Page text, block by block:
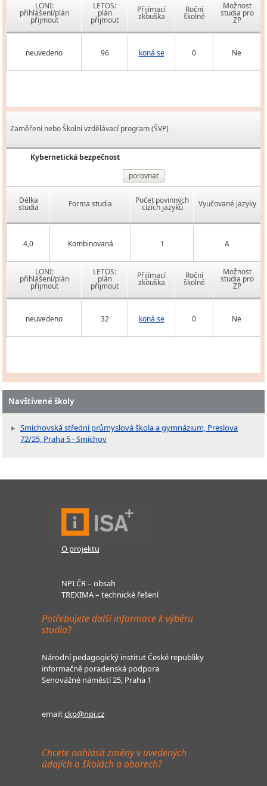
LONI:
přihlášení/plán
přijmout
LETOS:
plán
přijmout
Přijímací
zkouška
Roční
školné
Možnost
studia pro
ZP
neuvedeno 96 koná se 0 Ne
Zaměření nebo Školní vzdělávací program (ŠVP)
Kybernetická bezpečnost
porovnat
Délka
studia Forma studia Počet povinných
cizích jazyků Vyučované jazyky
4,0 Kombinovaná 1 A
LONI:
přihlášení/plán
přijmout
LETOS:
plán
přijmout
Přijímací
zkouška
Roční
školné
Možnost
studia pro
ZP
neuvedeno 32 koná se 0 Ne
Navštívené školy
Smíchovská střední průmyslová škola a gymnázium, Preslova
72/25, Praha 5 - Smíchov
O projektu
NPI ČR – obsah
TREXIMA – technické řešení
Potřebujete další informace k výběru
studia?
Národní pedagogický institut České republiky
informačně poradenská podpora
Senovážné náměstí 25, Praha 1
email:ckp@npi.cz
Chcete nahlásit změny v uvedených
údajích o školách a oborech?